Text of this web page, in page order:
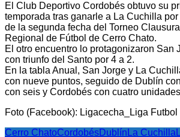
El Club Deportivo Cordobés obtuvo su
temporada tras ganarle a La Cuchilla
de la segunda fecha del Torneo
Regional de Fútbol de Cerro Chato.
El otro encuentro lo protagonizaron San
con triunfo del Santo por 4 a 2.
En la tabla Anual, San Jorge y La
con nueve puntos, seguido de Dublín
con seis y Cordobés con cuatro
Foto (Facebook): Ligacecha_Liga
Cerro ChatoCordobésDublín La Cuchilla